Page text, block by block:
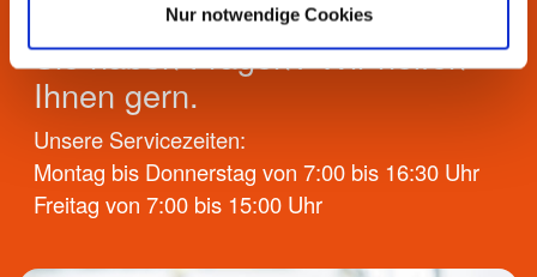
Nur notwendige Cookies
Sie haben Fragen? Wir helfen
Ihnen gern.
Unsere Servicezeiten:
Montag bis Donnerstag von 7:00 bis 16:30 Uhr
Freitag von 7:00 bis 15:00 Uhr